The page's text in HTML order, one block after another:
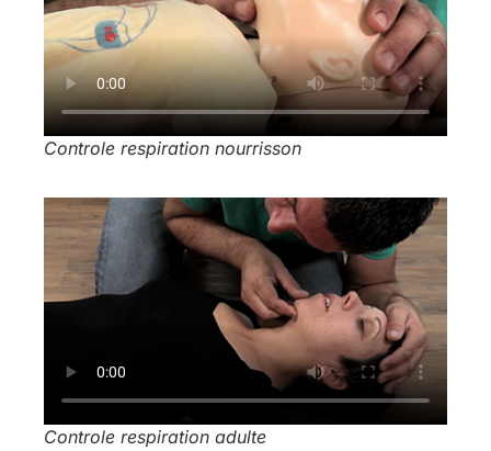
Controle respiration nourrisson
Controle respiration adulte